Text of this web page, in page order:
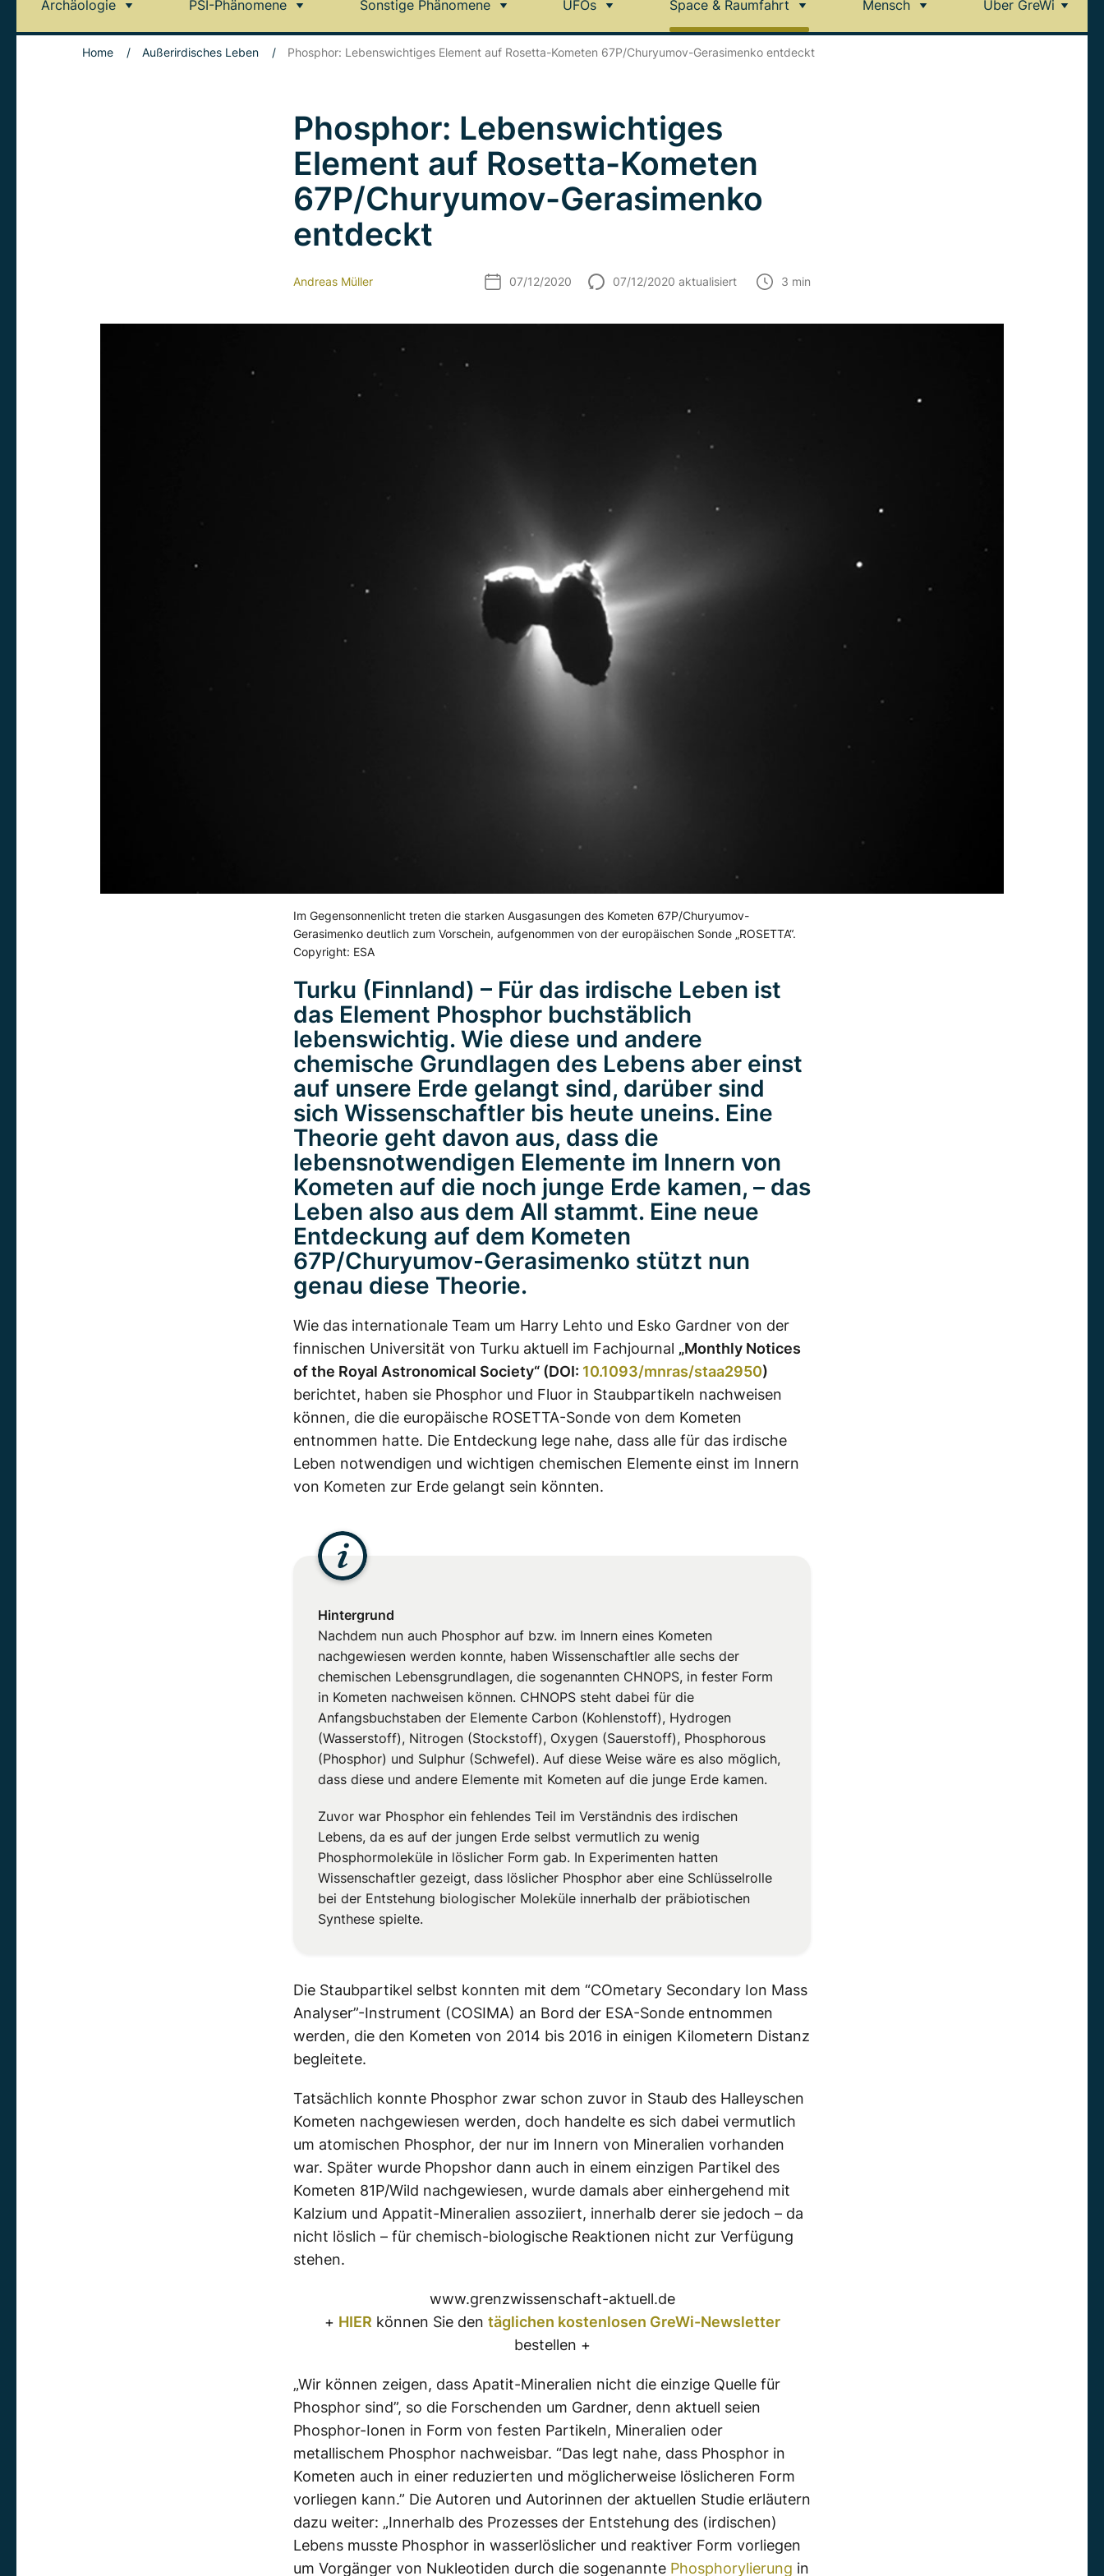
Archäologie PSI-Phänomene Sonstige Phänomene UFOs Space & Raumfahrt Mensch Über GreWi
Home / Außerirdisches Leben / Phosphor: Lebenswichtiges Element auf Rosetta-Kometen 67P/Churyumov-Gerasimenko entdeckt
Phosphor: Lebenswichtiges
Element auf Rosetta-Kometen
67P/Churyumov-Gerasimenko
entdeckt
Andreas Müller 07/12/2020 07/12/2020 aktualisiert 3 min
Im Gegensonnenlicht treten die starken Ausgasungen des Kometen 67P/Churyumov-
Gerasimenko deutlich zum Vorschein, aufgenommen von der europäischen Sonde „ROSETTA“.
Copyright: ESA
Turku (Finnland) – Für das irdische Leben ist
das Element Phosphor buchstäblich
lebenswichtig. Wie diese und andere
chemische Grundlagen des Lebens aber einst
auf unsere Erde gelangt sind, darüber sind
sich Wissenschaftler bis heute uneins. Eine
Theorie geht davon aus, dass die
lebensnotwendigen Elemente im Innern von
Kometen auf die noch junge Erde kamen, – das
Leben also aus dem All stammt. Eine neue
Entdeckung auf dem Kometen
67P/Churyumov-Gerasimenko stützt nun
genau diese Theorie.
Wie das internationale Team um Harry Lehto und Esko Gardner von der
finnischen Universität von Turku aktuell im Fachjournal „Monthly Notices
of the Royal Astronomical Society“ (DOI: 10.1093/mnras/staa2950)
berichtet, haben sie Phosphor und Fluor in Staubpartikeln nachweisen
können, die die europäische ROSETTA-Sonde von dem Kometen
entnommen hatte. Die Entdeckung lege nahe, dass alle für das irdische
Leben notwendigen und wichtigen chemischen Elemente einst im Innern
von Kometen zur Erde gelangt sein könnten.
Hintergrund
Nachdem nun auch Phosphor auf bzw. im Innern eines Kometen
nachgewiesen werden konnte, haben Wissenschaftler alle sechs der
chemischen Lebensgrundlagen, die sogenannten CHNOPS, in fester Form
in Kometen nachweisen können. CHNOPS steht dabei für die
Anfangsbuchstaben der Elemente Carbon (Kohlenstoff), Hydrogen
(Wasserstoff), Nitrogen (Stockstoff), Oxygen (Sauerstoff), Phosphorous
(Phosphor) und Sulphur (Schwefel). Auf diese Weise wäre es also möglich,
dass diese und andere Elemente mit Kometen auf die junge Erde kamen.
Zuvor war Phosphor ein fehlendes Teil im Verständnis des irdischen
Lebens, da es auf der jungen Erde selbst vermutlich zu wenig
Phosphormoleküle in löslicher Form gab. In Experimenten hatten
Wissenschaftler gezeigt, dass löslicher Phosphor aber eine Schlüsselrolle
bei der Entstehung biologischer Moleküle innerhalb der präbiotischen
Synthese spielte.
Die Staubpartikel selbst konnten mit dem “COmetary Secondary Ion Mass
Analyser”-Instrument (COSIMA) an Bord der ESA-Sonde entnommen
werden, die den Kometen von 2014 bis 2016 in einigen Kilometern Distanz
begleitete.
Tatsächlich konnte Phosphor zwar schon zuvor in Staub des Halleyschen
Kometen nachgewiesen werden, doch handelte es sich dabei vermutlich
um atomischen Phosphor, der nur im Innern von Mineralien vorhanden
war. Später wurde Phopshor dann auch in einem einzigen Partikel des
Kometen 81P/Wild nachgewiesen, wurde damals aber einhergehend mit
Kalzium und Appatit-Mineralien assoziiert, innerhalb derer sie jedoch – da
nicht löslich – für chemisch-biologische Reaktionen nicht zur Verfügung
stehen.
www.grenzwissenschaft-aktuell.de
+ HIER können Sie den täglichen kostenlosen GreWi-Newsletter
bestellen +
„Wir können zeigen, dass Apatit-Mineralien nicht die einzige Quelle für
Phosphor sind”, so die Forschenden um Gardner, denn aktuell seien
Phosphor-Ionen in Form von festen Partikeln, Mineralien oder
metallischem Phosphor nachweisbar. “Das legt nahe, dass Phosphor in
Kometen auch in einer reduzierten und möglicherweise löslicheren Form
vorliegen kann.” Die Autoren und Autorinnen der aktuellen Studie erläutern
dazu weiter: „Innerhalb des Prozesses der Entstehung des (irdischen)
Lebens musste Phosphor in wasserlöslicher und reaktiver Form vorliegen
um Vorgänger von Nukleotiden durch die sogenannte Phosphorylierung in